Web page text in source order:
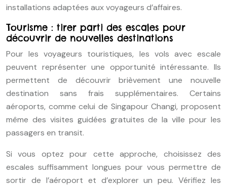
installations adaptées aux voyageurs d’affaires.
Tourisme : tirer parti des escales pour
découvrir de nouvelles destinations
Pour les voyageurs touristiques, les vols avec escale
peuvent représenter une opportunité intéressante. Ils
permettent de découvrir brièvement une nouvelle
destination sans frais supplémentaires. Certains
aéroports, comme celui de Singapour Changi, proposent
même des visites guidées gratuites de la ville pour les
passagers en transit.
Si vous optez pour cette approche, choisissez des
escales suffisamment longues pour vous permettre de
sortir de l’aéroport et d’explorer un peu. Vérifiez les